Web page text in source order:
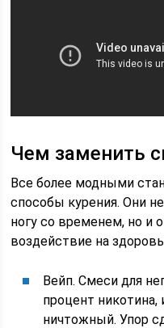
Чем заменить
Все более модными
способы курения. Они
ногу со временем, но
воздействие на
Вейп. Смеси для
процент никотина,
ничтожный. Упор